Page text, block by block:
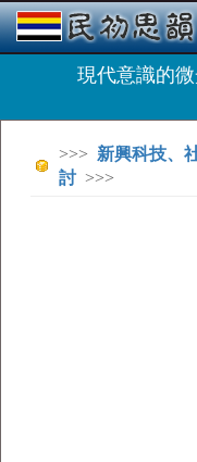
現代意識的
>>> 新興科技、
討>>>